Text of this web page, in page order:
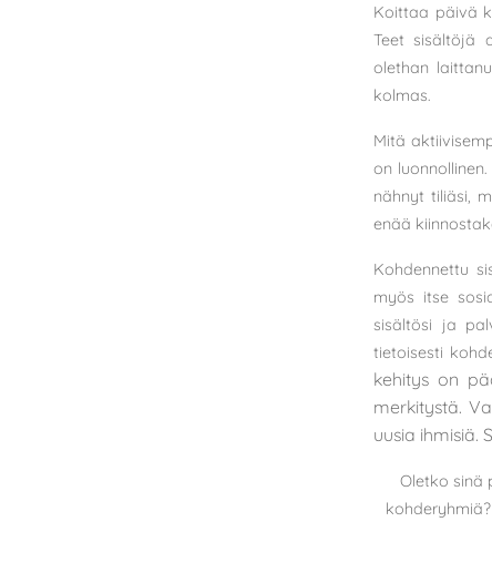
Koittaa päivä
Teet sisältöjä
olethan
kolmas.
Mitä
on
nähnyt tiliäsi,
enää
Kohdennettu
myös itse
sisältösi ja
tietoisesti
kehitys on
merkitystä.
uusia ihmisiä.
Oletko sinä